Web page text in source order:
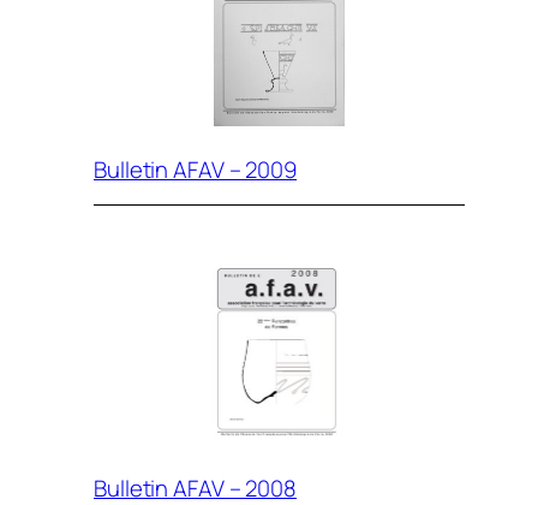
Bulletin AFAV – 2009
Bulletin AFAV – 2008